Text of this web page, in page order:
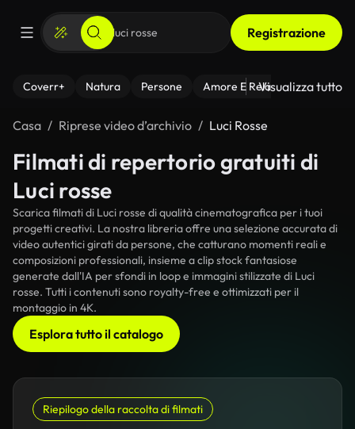
Registrazione
Coverr+ Natura Persone Amore E Relazioni Il
Visualizza tutto
Casa Riprese video d’archivio Luci Rosse
Filmati di repertorio gratuiti di
Luci rosse
Scarica filmati di Luci rosse di qualità cinematografica per i tuoi
progetti creativi. La nostra libreria offre una selezione accurata di
video autentici girati da persone, che catturano momenti reali e
composizioni professionali, insieme a clip stock fantasiose
generate dall'IA per sfondi in loop e immagini stilizzate di Luci
rosse. Tutti i contenuti sono royalty-free e ottimizzati per il
montaggio in 4K.
Esplora tutto il catalogo
Riepilogo della raccolta di filmati